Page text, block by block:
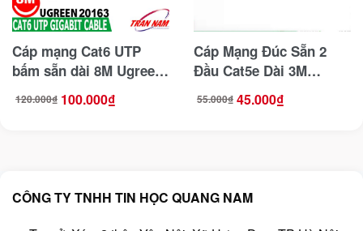
Cáp mạng Cat6 UTP
bấm sẵn dài 8M Ugreen
120.000₫
Giá
gốc 100.000₫
Giá
hiện
Cáp Mạng Đúc Sẵn 2
Đầu Cat5e Dài 3M
55.000₫
Giá
gốc 45.000₫
Giá
hiện
CÔNG TY TNHH TIN HỌC QUANG NAM